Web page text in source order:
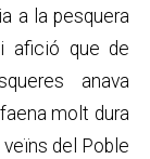
a la pesquera
afició que de
anava
molt dura
del Poble